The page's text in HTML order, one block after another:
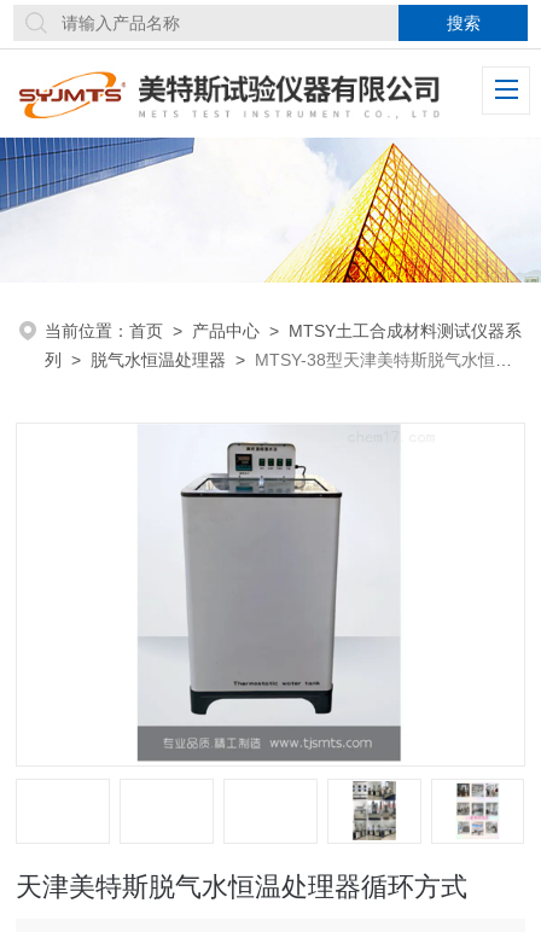
当前位置：首页 > 产品中心 > MTSY土工合成材料测试仪器系
列
> 脱气水恒温处理器 > MTSY-38型天津美特斯脱气水恒温
天津美特斯脱气水恒温处理器循环方式